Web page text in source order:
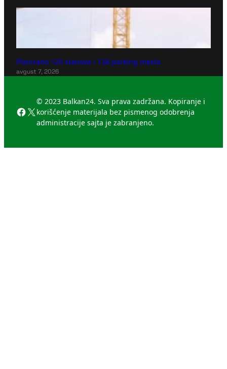
Planirano 120 stanova i 138 parking mesta
avgust 7, 2026
Facebook
X
© 2023 Balkan24. Sva prava zadržana. Kopiranje i
korišćenje materijala bez pismenog odobrenja
administracije sajta je zabranjeno.